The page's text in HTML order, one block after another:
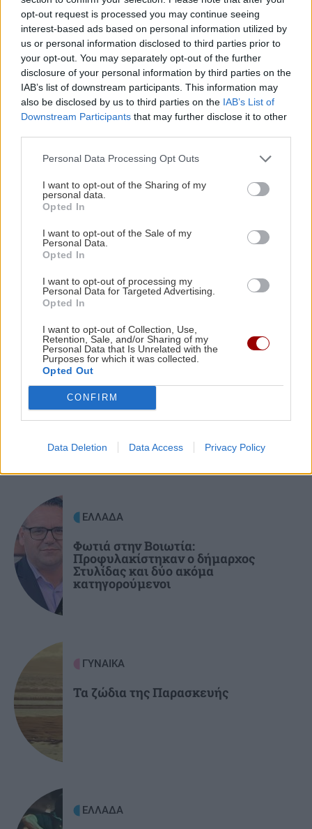
opt-out request is processed you may continue seeing
interest-based ads based on personal information utilized by
us or personal information disclosed to third parties prior to
your opt-out. You may separately opt-out of the further
disclosure of your personal information by third parties on the
IAB’s list of downstream participants. This information may
also be disclosed by us to third parties on the IAB’s List of
Downstream Participants that may further disclose it to other
Personal Data Processing Opt Outs
I want to opt-out of the Sharing of my
personal data.
Opted In
I want to opt-out of the Sale of my
Personal Data.
Opted In
I want to opt-out of processing my
Personal Data for Targeted Advertising.
Opted In
I want to opt-out of Collection, Use,
Retention, Sale, and/or Sharing of my
Personal Data that Is Unrelated with the
Purposes for which it was collected.
Opted Out
CONFIRM
Data Deletion Data Access Privacy Policy
ΡΟΗ ΕΙΔΗΣΕΩΝ
08:11
ΕΛΛΑΔΑ
Φωτιά στην Βοιωτία: Προφυλακίστηκαν ο
δήμαρχος Στυλίδας και δύο ακόμα
κατηγορούμενοι
ΓΥΝΑΙΚΑ
ΕΛΛΑΔΑ
Marfin: Στον εισαγγελέα σήμερα η 46χρονη
που συνελήφθη στη Βρετανία -Πέρασε τη
ΚΡΗΤΗ
Κρήτη: ΕΔΕ για την γυναίκα που βρέθηκε
νεκρή - Η ανακοίνωση της Αστυνομίας
07:35
ΕΛΛΑΔΑ
Κυψέλη: «Δεν είναι άρνηση, αλλά επιφύλαξη»
-Γιατί ο 26χρονος Αφγανός επέλεξε τη σιωπή
στην απολογία
Κρήτη: Συναγερμός για πυρκαγιά τα
ξημερώματα κοντά σε οικισμό
ΚΟΣΜΟΣ
Τουρκικές προκλήσεις με 17 παραβιάσεις και
εικονική αερομαχία σε μία ημέρα
GOSSIP - LIFESTYLE
Να ταξιδεύει μες στη θάλασσα η ψυχή (φωτο)
ΣΧΕΣΕΙΣ ΚΑΙ SEX
καταλήξετε σε καβγά
Η Μπάρμπρα Στρέιζαντ υπογράφει το πρώτο
της παιδικό βιβλίο
ΠΕΡΙΣΣΟΤΕΡΑ
ΕΛΛΑΔΑ
Φωτιά στην Βοιωτία:
Προφυλακίστηκαν ο δήμαρχος
Στυλίδας και δύο ακόμα
κατηγορούμενοι
ΓΥΝΑΙΚΑ
Τα ζώδια της Παρασκευής
ΕΛΛΑΔΑ